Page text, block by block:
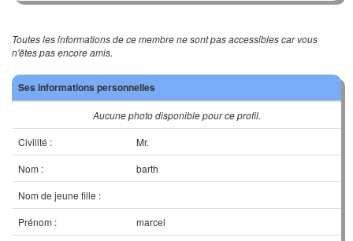
Toutes les informations de ce membre ne sont pas accessibles car vous
n'êtes pas encore amis.
Ses informations personnelles
Aucune photo disponible pour ce profil.
Civilité :
Mr.
Nom :
barth
Nom de jeune fille :
Prénom :
marcel